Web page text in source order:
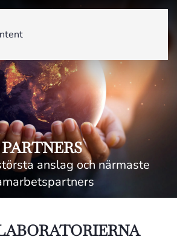
PARTNERS
anslag och närmaste